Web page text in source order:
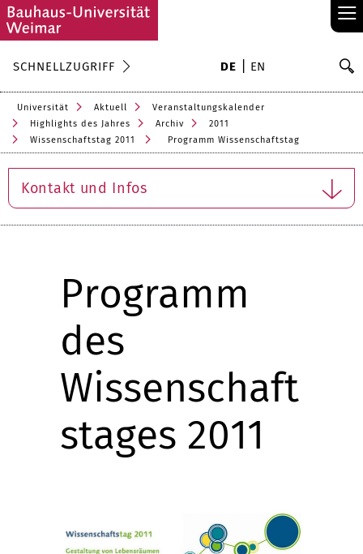
≡
SCHNELLZUGRIFF DE EN
Universität Aktuell
Veranstaltungskalender
Highlights des Jahres
Archiv
2011
Wissenschaftstag 2011
Programm Wissenschaftstag
Kontakt und Infos
Programm
des
Wissenschaft
stages 2011